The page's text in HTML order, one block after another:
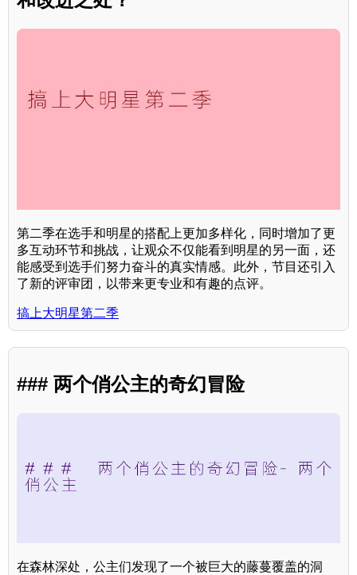
第二季在选手和明星的搭配上更加多样化，同时增加了更
多互动环节和挑战，让观众不仅能看到明星的另一面，还
能感受到选手们努力奋斗的真实情感。此外，节目还引入
了新的评审团，以带来更专业和有趣的点评。
搞上大明星第二季
### 两个俏公主的奇幻冒险
在森林深处，公主们发现了一个被巨大的藤蔓覆盖的洞